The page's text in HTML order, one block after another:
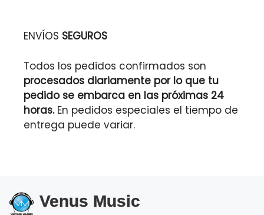
ENVÍOS SEGUROS
Todos los pedidos confirmados son
procesados diariamente por lo que tu
pedido se embarca en las próximas 24
horas.En pedidos especiales el tiempo de
entrega puede variar.
Venus Music